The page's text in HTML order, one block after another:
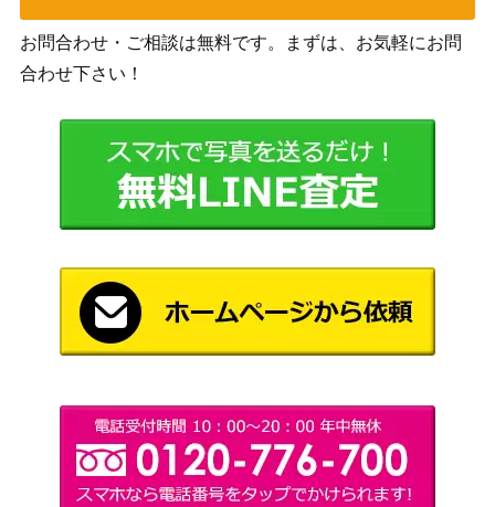
は砕けない RAH 東方仗助 リアルアクション
ヒーローズNo.471
ィコ
10,000
お問合わせ・ご相談は無料です。まずは、お気軽にお問
合わせ下さい！